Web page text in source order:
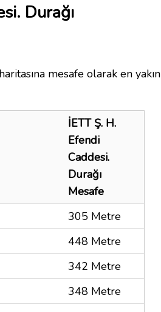
Durağı
mesafe olarak en yakın
İETT Ş. H.
Efendi
Caddesi.
Durağı
Mesafe
305 Metre
448 Metre
342 Metre
348 Metre